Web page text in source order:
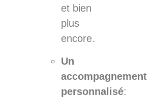
et bien
plus
encore.
Un
accompagnement
personnalisé: